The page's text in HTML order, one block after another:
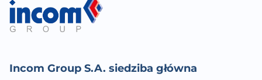
Incom Group S.A. siedziba główna